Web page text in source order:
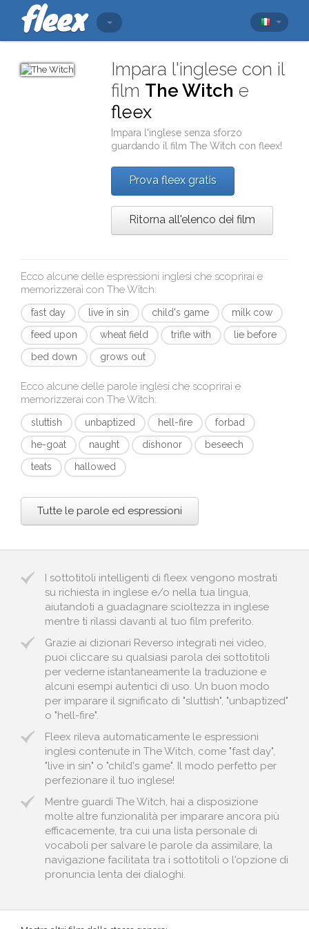
Impara l'inglese con il
film The Witch e
fleex
Impara l'inglese senza sforzo
guardando il filmThe Witch confleex!
Prova fleex gratis
Ritorna all'elenco dei film
Ecco alcune delle espressioni inglesi che scoprirai e
memorizzerai con The Witch:
fast day live in sin child's game
milk cow
feed upon
wheat field trifle with
lie before
bed down
grows out
Ecco alcune delle parole inglesi che scoprirai e
memorizzerai con The Witch:
sluttish unbaptized hell-fire
forbad
he-goat
naught dishonor
beseech
teats
hallowed
Tutte le parole ed espressioni
I sottotitoli intelligenti di fleex vengono mostrati
su richiesta in inglese e/o nella tua lingua,
aiutandoti a guadagnare scioltezza in inglese
mentre ti rilassi davanti al tuo film preferito.
Grazie ai dizionari Reverso integrati nei video,
puoi cliccare su qualsiasi parola dei sottotitoli
per vederne istantaneamente la traduzione e
alcuni esempi autentici di uso. Un buon modo
per imparare il significato di "sluttish", "unbaptized"
o "hell-fire".
Fleex rileva automaticamente le espressioni
inglesi contenute in The Witch, come "fast day",
"live in sin" o "child's game". Il modo perfetto per
perfezionare il tuo inglese!
Mentre guardi The Witch, hai a disposizione
molte altre funzionalità per imparare ancora più
efficacemente, tra cui una lista personale di
vocaboli per salvare le parole da assimilare, la
navigazione facilitata tra i sottotitoli o l'opzione di
pronuncia lenta dei dialoghi.